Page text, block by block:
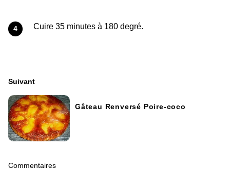
4 Cuire 35 minutes à 180 degré.
Suivant
Gâteau Renversé Poire-coco
Commentaires